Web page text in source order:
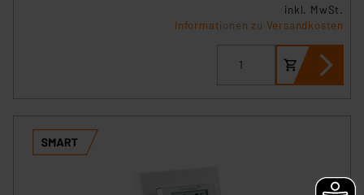
inkl. MwSt.
Informationen zu Versandkosten